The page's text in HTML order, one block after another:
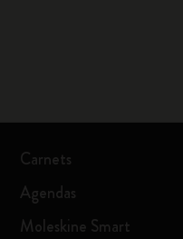
Carnets
Agendas
Moleskine Smart